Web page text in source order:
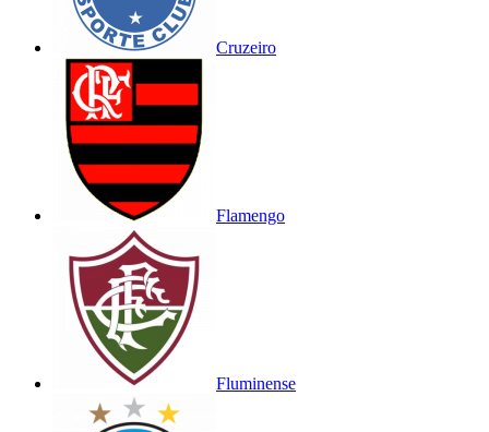
Cruzeiro
Flamengo
Fluminense